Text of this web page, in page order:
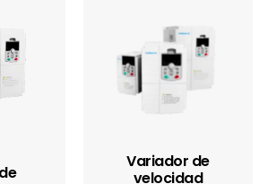
Variador de
velocidad